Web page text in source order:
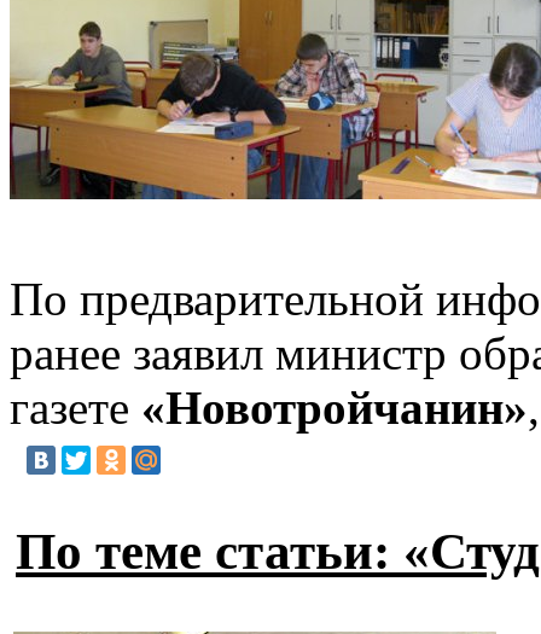
По предварительной
ранее заявил министр
газете «Новотройчанин»
По теме статьи: